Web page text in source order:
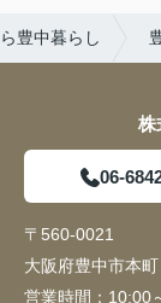
豊中暮らし
06-
〒560-0021
大阪府豊中市本
営業時間： 10:00